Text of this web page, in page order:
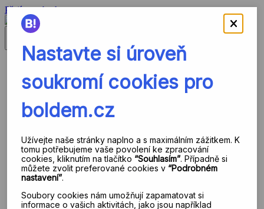
Přejít na obsah
Zavřít menu
Nejste na to sami!
Pomáháme všem, kteří chtějí růst
Sdílíme skutečné know-how
Funkce platformy
Sjednocení databází
Analytika a segmentace dat
Vlastní události
Automatizovaná transakční komunikace
Autonomně řízený e-mailing
Strategický marketing
Propojení se Shoptet Premium